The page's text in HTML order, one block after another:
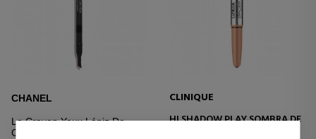
CHANEL
Le Crayon Yeux Lápiz De
Ojos
CLINIQUE
HI SHADOW PLAY SOMBRA DE